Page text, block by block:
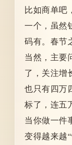
比如商单吧
一个，虽然
码有。春节
当然，主要
了，关注增
也只有四万
标了，连五
当你做一件
变得越来越